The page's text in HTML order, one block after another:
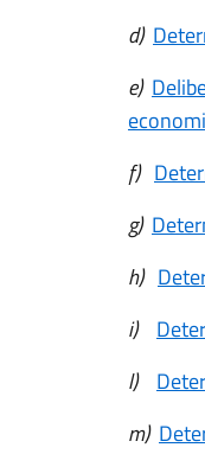
d)
e)
f)
g)
h)
i)
l)
m)